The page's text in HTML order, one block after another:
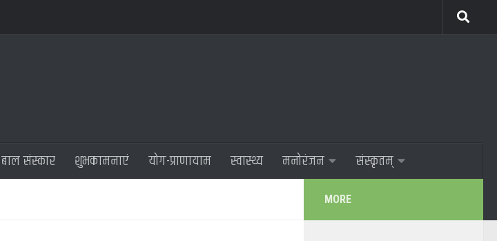
बाल संस्कार शुभकामनाएं योग-प्राणायाम स्वास्थ्य मनोरंजन संस्कृतम्
MORE